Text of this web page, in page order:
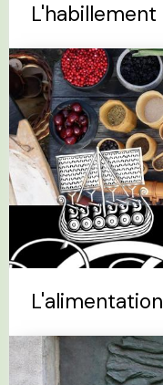
L'habillement
L'alimentation